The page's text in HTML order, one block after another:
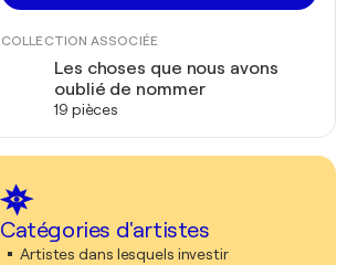
COLLECTION ASSOCIÉE
Les choses que nous avons
oublié de nommer
19 pièces
Catégories d'artistes
Artistes dans lesquels investir